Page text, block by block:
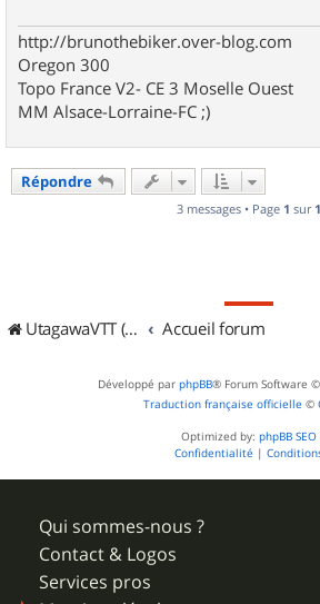
http://brunothebiker.over-blog.com
Oregon 300
Topo France V2- CE 3 Moselle Ouest
MM Alsace-Lorraine-FC ;)
Répondre
3 messages • Page 1 sur 1
UtagawaVTT (Randos VTT et VTTAE avec traces GPS) Accueil forum
Développé par phpBB® Forum Software
Traduction française officielle ©
Optimized by: phpBB SEO
Confidentialité |
Qui sommes-nous ?
Contact & Logos
Services pros